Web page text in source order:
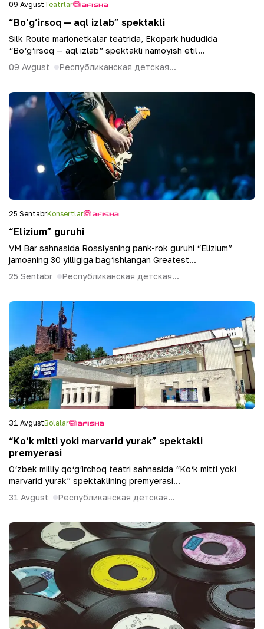
09 AvgustTeatrlar
“Bo‘g‘irsoq — aql izlab” spektakli
Silk Route marionetkalar teatrida, Ekopark hududida
“Bo‘g‘irsoq — aql izlab” spektakli namoyish etil...
09 Avgust
Республиканская детская...
25 SentabrKonsertlar
“Elizium” guruhi
VM Bar sahnasida Rossiyaning pank-rok guruhi “Elizium”
jamoaning 30 yilligiga bag‘ishlangan Greatest...
25 Sentabr
Республиканская детская...
31 AvgustBolalar
“Ko‘k mitti yoki marvarid yurak” spektakli
premyerasi
O‘zbek milliy qo‘g‘irchoq teatri sahnasida “Ko‘k mitti yoki
marvarid yurak” spektaklining premyerasi...
31 Avgust
Республиканская детская...